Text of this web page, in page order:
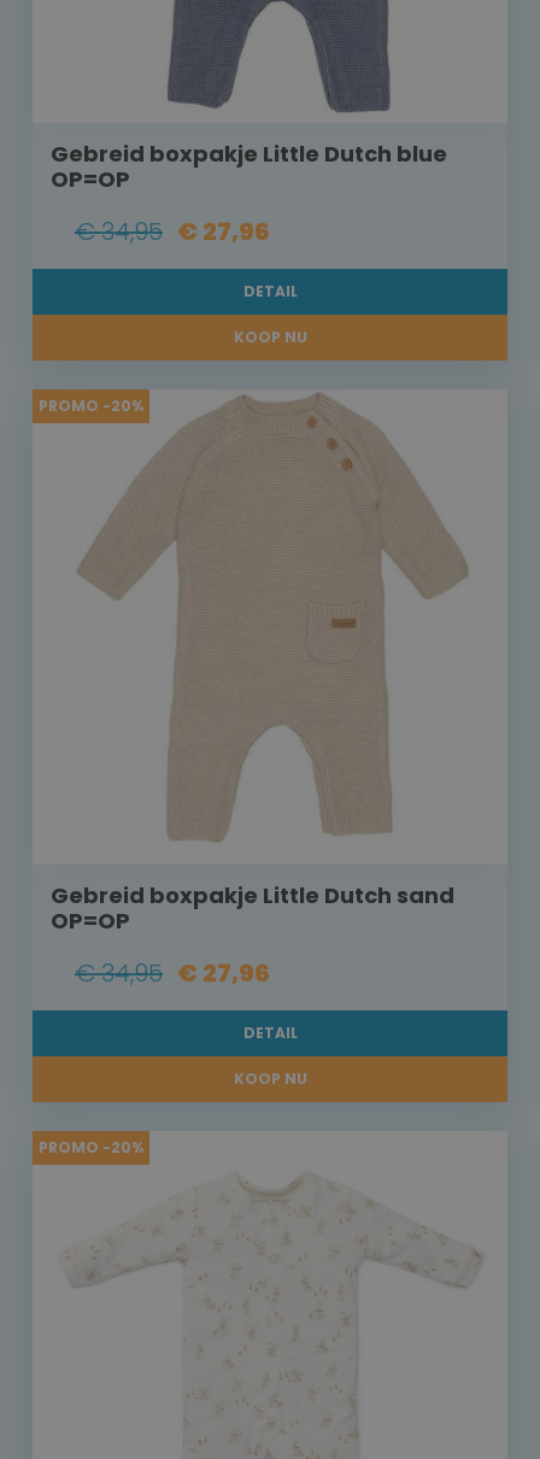
Gebreid boxpakje Little Dutch blue
OP=OP
€ 34,95 € 27,96
DETAIL
KOOP NU
PROMO -20%
Gebreid boxpakje Little Dutch sand
OP=OP
€ 34,95 € 27,96
DETAIL
KOOP NU
PROMO -20%